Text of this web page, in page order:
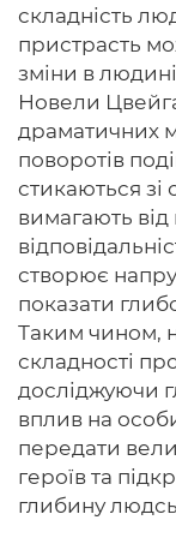
складність
пристрасть
зміни в
Новели
драматичних
поворотів
стикаються зі
вимагають
створює
показати
Таким чином,
складності
досліджуючи
вплив на
передати
героїв та
глибину